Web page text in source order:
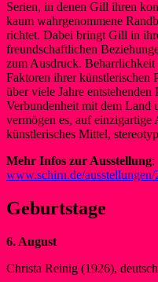
Serien, in denen Gill ihren
kaum wahrgenommene
richtet. Dabei bringt Gill in
freundschaftlichen
zum Ausdruck. Beharrlichkeit
Faktoren ihrer künstlerischen
über viele Jahre
Verbundenheit mit dem Land
vermögen es, auf einzigartige
künstlerisches Mittel,
Mehr Infos zur Ausstellung:
www.schirn.de/
Geburtstage
6. August
Christa Reinig (1926),